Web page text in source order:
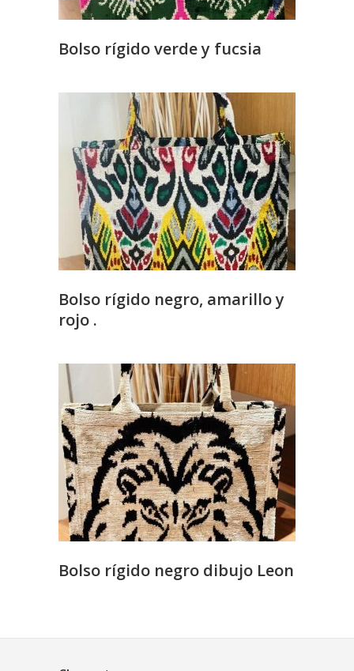
Bolso rígido verde y fucsia
Bolso rígido negro, amarillo y
rojo .
Bolso rígido negro dibujo Leon